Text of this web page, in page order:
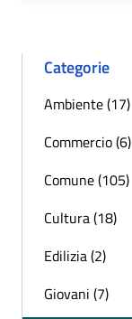
Categorie
Ambiente (17)
Commercio (6)
Comune (105)
Cultura (18)
Edilizia (2)
Giovani (7)